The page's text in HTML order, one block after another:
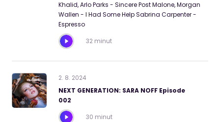
Khalid, Arlo Parks - Sincere Post Malone, Morgan
Wallen - I Had Some Help Sabrina Carpenter -
Espresso
32 minut
2. 8. 2024
NEXT GENERATION: SARA NOFF Episode
002
30 minut